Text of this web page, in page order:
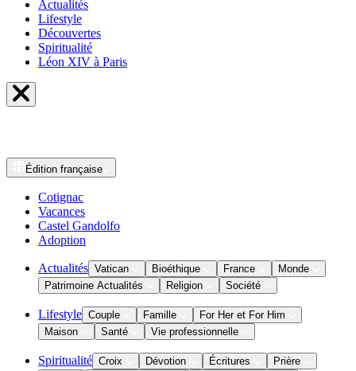
Actualités
Lifestyle
Découvertes
Spiritualité
Léon XIV à Paris
Édition française
Cotignac
Vacances
Castel Gandolfo
Adoption
Actualités Vatican Bioéthique France
Monde
Patrimoine Actualités
Religion Société
Lifestyle Couple Famille
For Her et For Him
Maison
Santé Vie professionnelle
Spiritualité Croix Dévotion Écritures
Prière